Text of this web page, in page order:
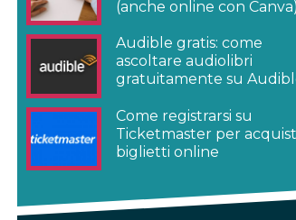
(anche online con Canva)
Audible gratis: come
ascoltare audiolibri
gratuitamente su
Come registrarsi su
Ticketmaster per
biglietti online